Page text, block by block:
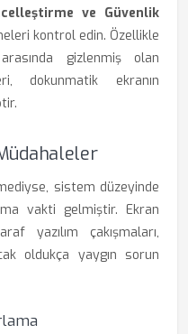
ve Güvenlik
kontrol edin. Özellikle
gizlenmiş olan
dokunmatik ekranın
sistem düzeyinde
vakti gelmiştir. Ekran
yazılım çakışmaları,
oldukça yaygın sorun